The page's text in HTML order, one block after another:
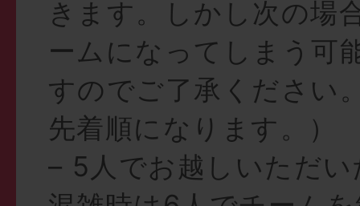
きます。しかし次の場
ームになってしまう可
すのでご了承ください
先着順になります。）
– 5人でお越しいただい